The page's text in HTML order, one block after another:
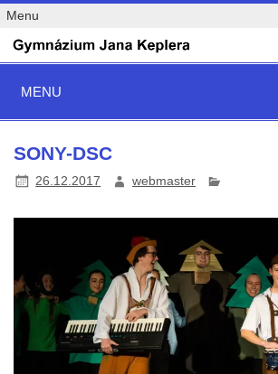
Menu
MENU
SONY-DSC
26.12.2017 webmaster